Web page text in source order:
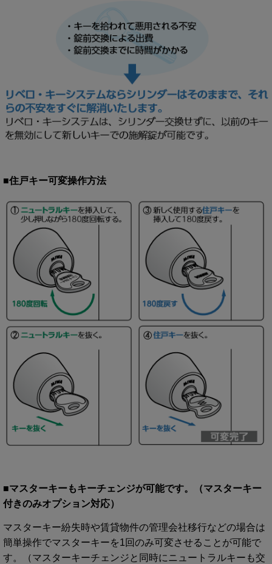
■住戸キー可変操作方法
■マスターキーもキーチェンジが可能です。（マスターキー
付きのみオプション対応）
マスターキー紛失時や賃貸物件の管理会社移行などの場合は
簡単操作でマスターキーを1回のみ可変させることが可能で
す。（マスターキーチェンジと同時にニュートラルキーも交